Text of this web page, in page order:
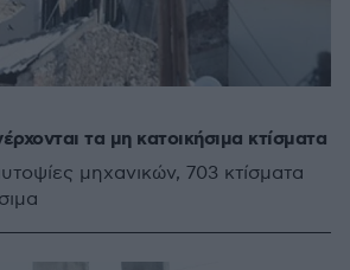
τα μη κατοικήσιμα κτίσματα
μηχανικών, 703 κτίσματα